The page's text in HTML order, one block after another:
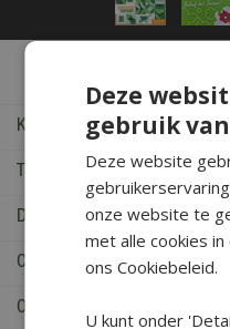
Klantenservice
Tuincentrum De Boet
De Boet klantenkaart
Cadeaukaart saldo check
Openingstijden & Contact
Deze
gebruik
Deze website
onze website te
met alle cookies
ons Cookiebeleid.
U kunt onder